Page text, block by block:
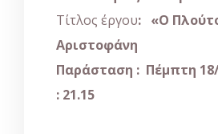
Τίτλος έργου: «Ο
Αριστοφάνη
Παράσταση : Πέμπτη
: 21.15